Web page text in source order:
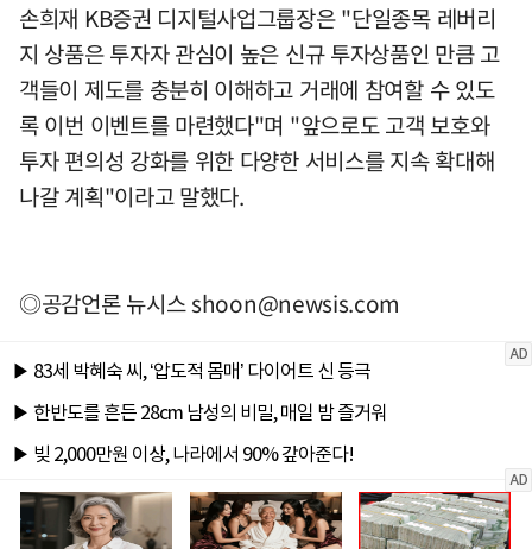
손희재 KB증권 디지털사업그룹장은 "단일종목 레버리
지 상품은 투자자 관심이 높은 신규 투자상품인 만큼 고
객들이 제도를 충분히 이해하고 거래에 참여할 수 있도
록 이번 이벤트를 마련했다"며 "앞으로도 고객 보호와
투자 편의성 강화를 위한 다양한 서비스를 지속 확대해
나갈 계획"이라고 말했다.
◎공감언론 뉴시스shoon@newsis.com